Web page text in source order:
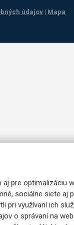
pre optimalizáciu
sociálne siete aj
využívaní ich
o správaní na
údajov | Mapa